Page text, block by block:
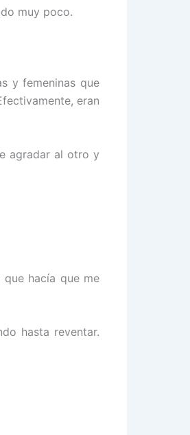
muy poco.
y femeninas que
eran
agradar al otro y
hacía que me
hasta reventar.